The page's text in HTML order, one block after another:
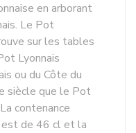
en arborant
Le Pot
sur les tables
Lyonnais
ou du Côte du
siècle que le Pot
contenance
est de 46 cl et la